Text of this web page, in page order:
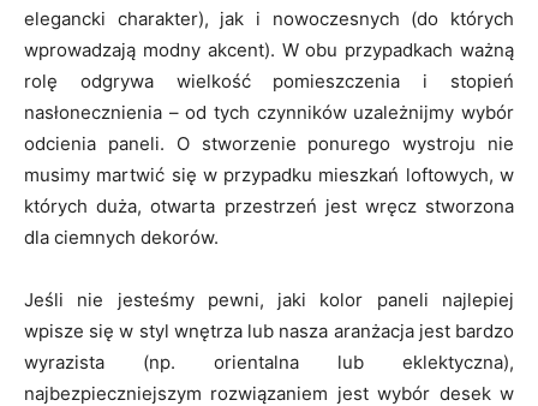
elegancki charakter), jak i nowoczesnych (do których
wprowadzają modny akcent). W obu przypadkach ważną
rolę odgrywa wielkość pomieszczenia i stopień
nasłonecznienia – od tych czynników uzależnijmy wybór
odcienia paneli. O stworzenie ponurego wystroju nie
musimy martwić się w przypadku mieszkań loftowych, w
których duża, otwarta przestrzeń jest wręcz stworzona
dla ciemnych dekorów.
Jeśli nie jesteśmy pewni, jaki kolor paneli najlepiej
wpisze się w styl wnętrza lub nasza aranżacja jest bardzo
wyrazista (np. orientalna lub eklektyczna),
najbezpieczniejszym rozwiązaniem jest wybór desek w